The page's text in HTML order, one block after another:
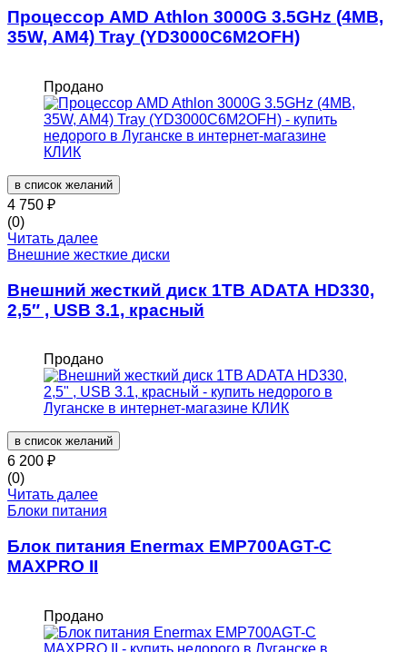
Процессор AMD Athlon 3000G 3.5GHz (4MB,
35W, AM4) Tray (YD3000C6M2OFH)
Продано
в список желаний
4 750 ₽
(0)
Читать далее
Внешние жесткие диски
Внешний жесткий диск 1TB ADATA HD330,
2,5″ , USB 3.1, красный
Продано
в список желаний
6 200 ₽
(0)
Читать далее
Блоки питания
Блок питания Enermax EMP700AGT-C
MAXPRO II
Продано